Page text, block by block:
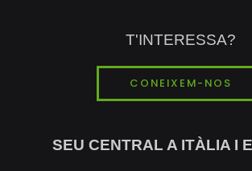
T'INTERESSA?
CONEIXEM-NOS
SEU CENTRAL A ITÀLIA I